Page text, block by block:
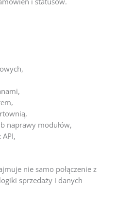
naprawy modułów,
nie samo połączenie z
sprzedaży i danych